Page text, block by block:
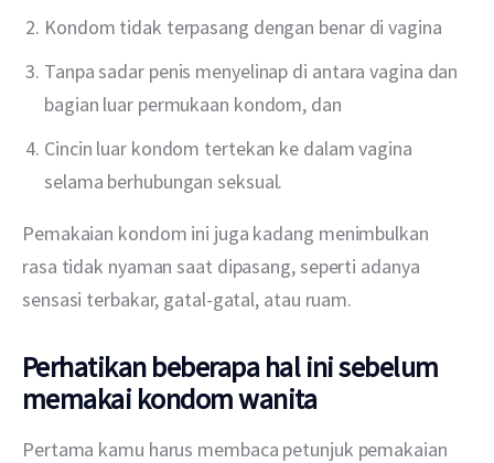
Kondom tidak terpasang dengan benar di vagina
Tanpa sadar penis menyelinap di antara vagina dan
bagian luar permukaan kondom, dan
Cincin luar kondom tertekan ke dalam vagina
selama berhubungan seksual.
Pemakaian kondom ini juga kadang menimbulkan
rasa tidak nyaman saat dipasang, seperti adanya
sensasi terbakar, gatal-gatal, atau ruam.
Perhatikan beberapa hal ini sebelum
memakai kondom wanita
Pertama kamu harus membaca petunjuk pemakaian